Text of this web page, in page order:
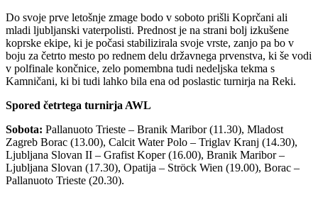
Do svoje prve letošnje zmage bodo v soboto prišli Koprčani ali
mladi ljubljanski vaterpolisti. Prednost je na strani bolj izkušene
koprske ekipe, ki je počasi stabilizirala svoje vrste, zanjo pa bo v
boju za četrto mesto po rednem delu državnega prvenstva, ki še vodi
v polfinale končnice, zelo pomembna tudi nedeljska tekma s
Kamničani, ki bi tudi lahko bila ena od poslastic turnirja na Reki.
Spored četrtega turnirja AWL
Sobota: Pallanuoto Trieste – Branik Maribor (11.30), Mladost
Zagreb Borac (13.00), Calcit Water Polo – Triglav Kranj (14.30),
Ljubljana Slovan II – Grafist Koper (16.00), Branik Maribor –
Ljubljana Slovan (17.30), Opatija – Ströck Wien (19.00), Borac –
Pallanuoto Trieste (20.30).